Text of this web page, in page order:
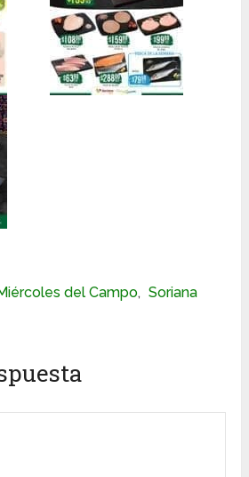
del Campo, Soriana